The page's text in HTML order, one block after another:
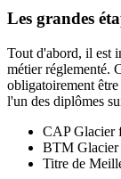
Les grandes
Tout d'abord, il est
métier réglementé.
obligatoirement
l'un des diplômes
CAP Glacier
BTM Glacier
Titre de